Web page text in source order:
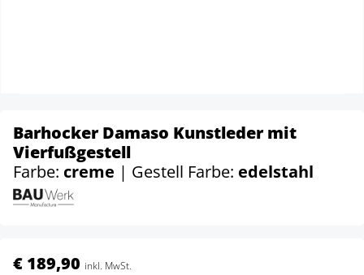
Barhocker Damaso Kunstleder mit
Vierfußgestell
Farbe: creme | Gestell Farbe: edelstahl
€ 189,90 inkl. MwSt.